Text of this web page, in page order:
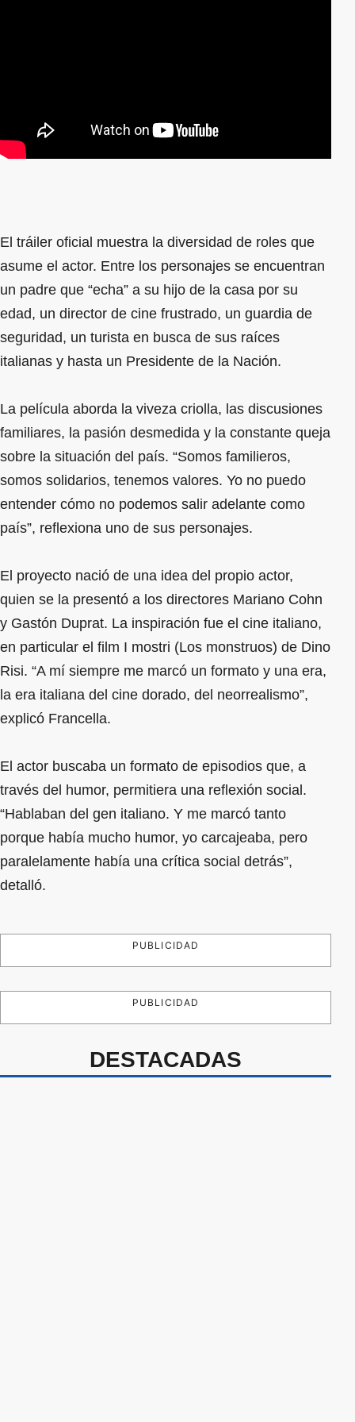
El tráiler oficial muestra la diversidad de roles que
asume el actor. Entre los personajes se encuentran
un padre que “echa” a su hijo de la casa por su
edad, un director de cine frustrado, un guardia de
seguridad, un turista en busca de sus raíces
italianas y hasta un Presidente de la Nación.
La película aborda la viveza criolla, las discusiones
familiares, la pasión desmedida y la constante queja
sobre la situación del país. “Somos familieros,
somos solidarios, tenemos valores. Yo no puedo
entender cómo no podemos salir adelante como
país”, reflexiona uno de sus personajes.
El proyecto nació de una idea del propio actor,
quien se la presentó a los directores Mariano Cohn
y Gastón Duprat. La inspiración fue el cine italiano,
en particular el film I mostri (Los monstruos) de Dino
Risi. “A mí siempre me marcó un formato y una era,
la era italiana del cine dorado, del neorrealismo”,
explicó Francella.
El actor buscaba un formato de episodios que, a
través del humor, permitiera una reflexión social.
“Hablaban del gen italiano. Y me marcó tanto
porque había mucho humor, yo carcajeaba, pero
paralelamente había una crítica social detrás”,
detalló.
PUBLICIDAD
PUBLICIDAD
DESTACADAS